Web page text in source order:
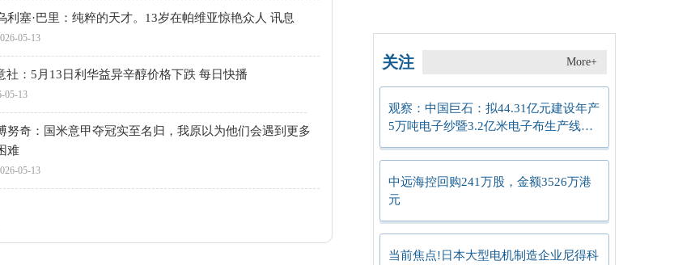
利塞·巴里：纯粹的天才。13岁在帕维亚惊艳众人 讯息
05-13
社：5月13日利华益异辛醇价格下跌 每日快播
05-13
努奇：国米意甲夺冠实至名归，我原以为他们会遇到更多
难
05-13
关注 More+
观察：中国巨石：拟44.31亿元建设年产
5万吨电子纱暨3.2亿米电子布生产线项
中远海控回购241万股，金额3526万港
元
当前焦点!日本大型电机制造企业尼得科